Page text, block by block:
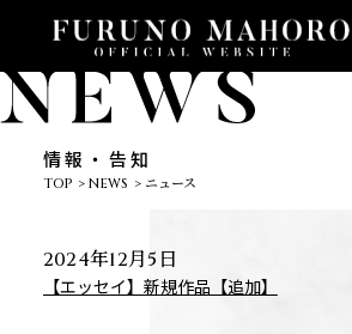
情報・告知
TOP NEWS ニュース
2024年12月5日
【エッセイ】新規作品【追加】